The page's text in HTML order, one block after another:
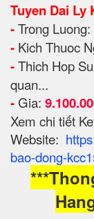
Tuyen Dai Ly
-Trong
- Kich Thuoc
-Thich Hop
quan...
- Gia: 9.1
Xem chi tiết
Website:
bao-dong-